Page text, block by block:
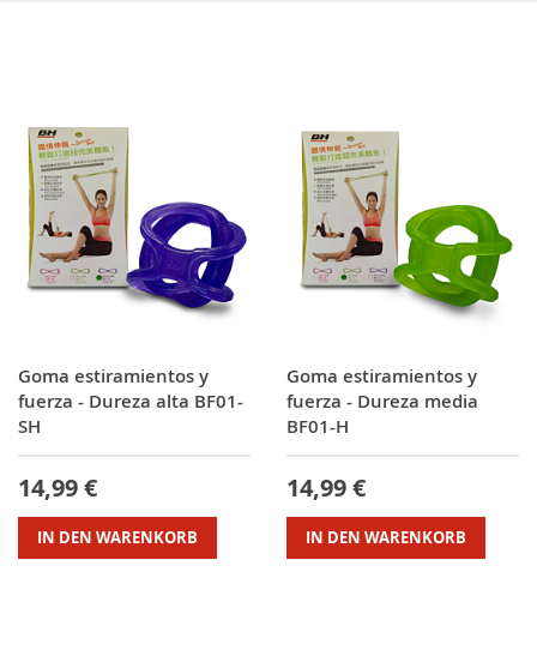
Goma estiramientos y
fuerza - Dureza alta BF01-
SH
14,99 €
IN DEN WARENKORB
Goma estiramientos y
fuerza - Dureza media
BF01-H
14,99 €
IN DEN WARENKORB